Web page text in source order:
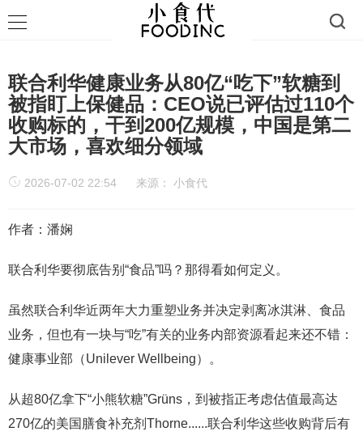
联合利华健康业务从80亿“吃下”软糖到
被指盯上保健品：CEO说已评估过110个
收购标的，干到200亿规模，中国是第二
大市场，喜欢细分领域
2026-07-02 22:54 来源： 小食代
作者：潘娴
联合利华要彻底告别“食品”吗？那得看如何定义。
虽然联合利华近两年大力重塑业务并决定剥离冰淇淋、食品
业务，但也有一块与“吃”有关的业务内部资源看起来还不错：
健康事业部（Unilever Wellbeing）。
从超80亿拿下“小熊软糖”Grüns，到被指正考虑估值最高达
270亿的美国膳食补充剂Thorne......联合利华这些收购背后有